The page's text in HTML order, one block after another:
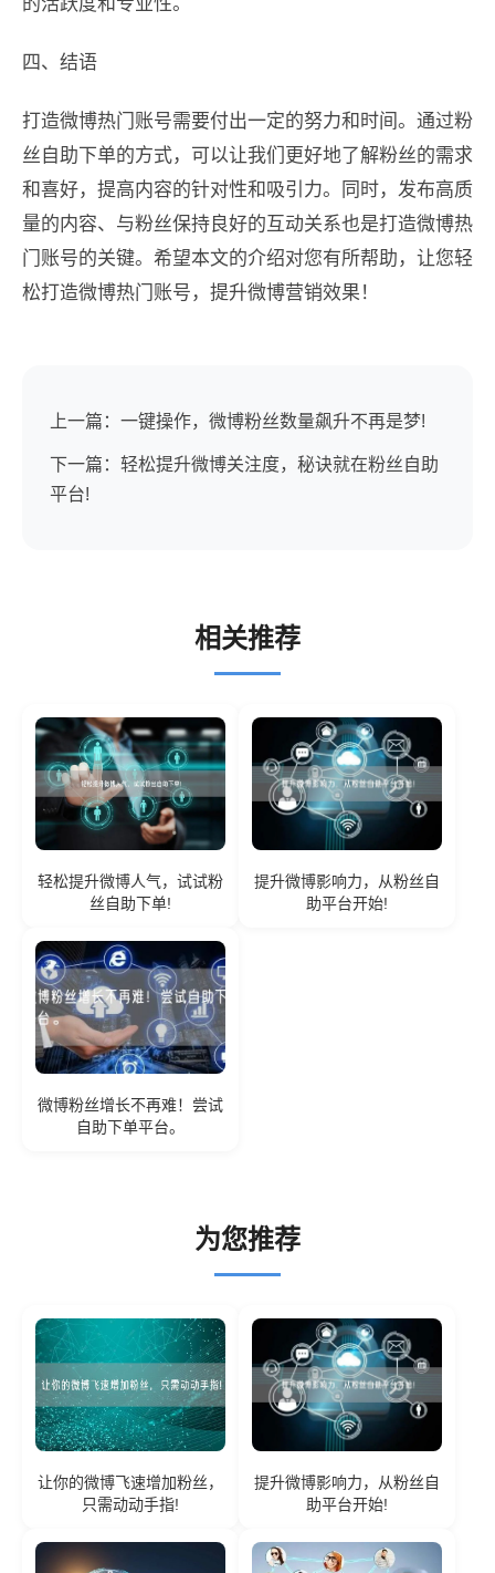
四、结语
打造微博热门账号需要付出一定的努力和时间。通过粉
丝自助下单的方式，可以让我们更好地了解粉丝的需求
和喜好，提高内容的针对性和吸引力。同时，发布高质
量的内容、与粉丝保持良好的互动关系也是打造微博热
门账号的关键。希望本文的介绍对您有所帮助，让您轻
松打造微博热门账号，提升微博营销效果！
上一篇：一键操作，微博粉丝数量飙升不再是梦!
下一篇：轻松提升微博关注度，秘诀就在粉丝自助
平台!
相关推荐
轻松提升微博人气，试试粉
丝自助下单!
提升微博影响力，从粉丝自
助平台开始!
微博粉丝增长不再难！尝试
自助下单平台。
为您推荐
让你的微博飞速增加粉丝，
只需动动手指!
提升微博影响力，从粉丝自
助平台开始!